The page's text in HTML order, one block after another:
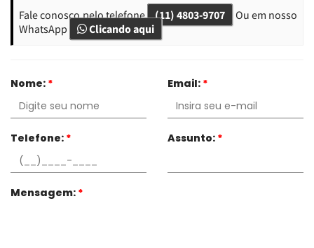
Fale conosco pelo telefone (11) 4803-9707
Ou em nosso
WhatsApp
Clicando aqui
Nome: * Email: *
Telefone: * Assunto: *
Mensagem: *